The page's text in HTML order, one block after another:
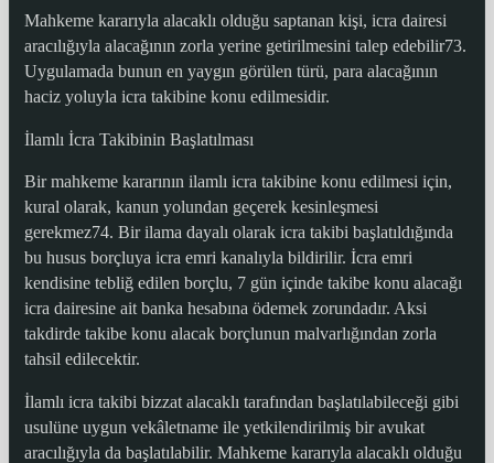
Mahkeme kararıyla alacaklı olduğu saptanan kişi, icra dairesi
aracılığıyla alacağının zorla yerine getirilmesini talep edebilir73.
Uygulamada bunun en yaygın görülen türü, para alacağının
haciz yoluyla icra takibine konu edilmesidir.
İlamlı İcra Takibinin Başlatılması
Bir mahkeme kararının ilamlı icra takibine konu edilmesi için,
kural olarak, kanun yolundan geçerek kesinleşmesi
gerekmez74. Bir ilama dayalı olarak icra takibi başlatıldığında
bu husus borçluya icra emri kanalıyla bildirilir. İcra emri
kendisine tebliğ edilen borçlu, 7 gün içinde takibe konu alacağı
icra dairesine ait banka hesabına ödemek zorundadır. Aksi
takdirde takibe konu alacak borçlunun malvarlığından zorla
tahsil edilecektir.
İlamlı icra takibi bizzat alacaklı tarafından başlatılabileceği gibi
usulüne uygun vekâletname ile yetkilendirilmiş bir avukat
aracılığıyla da başlatılabilir. Mahkeme kararıyla alacaklı olduğu